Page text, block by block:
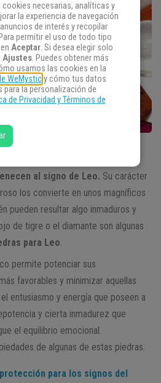
el veintitrés de julio y el
al signo de Leo. Su carácter
los convierte en unos magníficos
pueden resultar algo inmaduros y
de tigre o el diamante son algunas
para Leo
permite potenciar sus
favorables y minimizar aquellas
entusiasmo y energía que poseen a
y cierta inmadurez que
el equilibrio emocional.
de algunas de estas piedras.
para los signos del
necesarias, analíticas y
la experiencia de navegación
de interés y recopilar
permitir el uso de todo tipo
Aceptar. Si desea elegir solo
Ajustes. Puedes obtener más
usamos las cookies en la
WeMysticy cómo tus datos
para la personalización de
de Privacidad y Términos de